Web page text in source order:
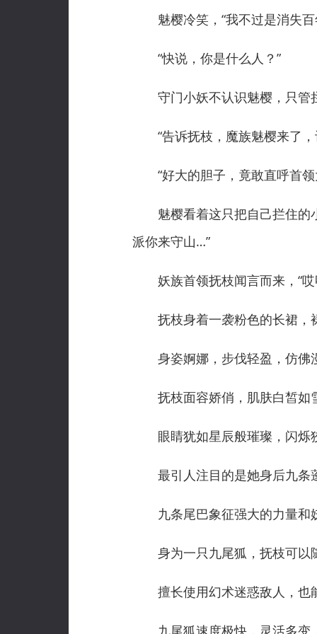
魅樱冷笑，“我不过是消失百
“快说，你是什么人？”
守门小妖不认识魅樱，只管
“告诉抚枝，魔族魅樱来了，
“好大的胆子，竟敢直呼首领
魅樱看着这只把自己拦住的
派你来守山…”
妖族首领抚枝闻言而来，“哎
抚枝身着一袭粉色的长裙，
身姿婀娜，步伐轻盈，仿佛
抚枝面容娇俏，肌肤白皙如
眼睛犹如星辰般璀璨，闪烁
最引人注目的是她身后九条
九条尾巴象征强大的力量和
身为一只九尾狐，抚枝可以
擅长使用幻术迷惑敌人，也
九尾狐速度极快，灵活多变